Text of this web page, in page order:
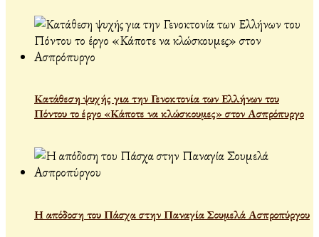
Κατάθεση ψυχής για την Γενοκτονία των Ελλήνων του
Πόντου το έργο «Κάποτε να κλώσκουμες» στον Ασπρόπυργο
Η απόδοση του Πάσχα στην Παναγία Σουμελά Ασπροπύργου